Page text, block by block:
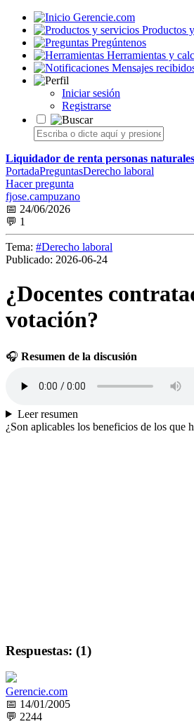
Gerencie.com
Productos
Pregúntenos
Herramientas y
Mensajes
Iniciar sesión
Registrarse
Liquidador de renta personas
PortadaPreguntasDerecho laboral
Hacer pregunta
fjose.campuzano
📅 24/06/2026
💬 1
Tema: #Derecho laboral
Publicado: 2026-06-24
¿Docentes
votación?
🎧 Resumen de la discusión
Leer resumen
¿Son aplicables los beneficios de los que
Respuestas: (1)
Gerencie.com
📅 14/01/2005
💬 2244